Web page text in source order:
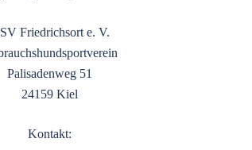
Friedrichsort e. V.
Palisadenweg 51
24159 Kiel
Kontakt: